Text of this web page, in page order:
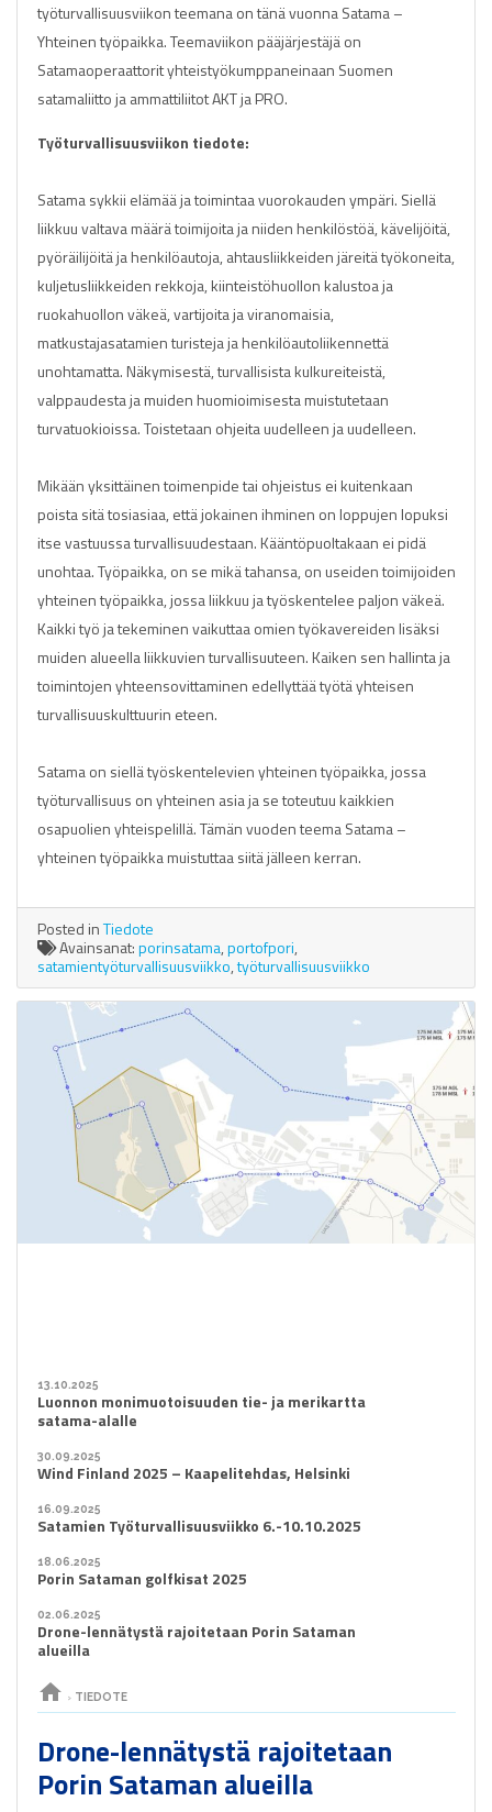
työturvallisuusviikon teemana on tänä vuonna Satama –
Yhteinen työpaikka. Teemaviikon pääjärjestäjä on
Satamaoperaattorit yhteistyökumppaneinaan Suomen
satamaliitto ja ammattiliitot AKT ja PRO.
Työturvallisuusviikon tiedote:
Satama sykkii elämää ja toimintaa vuorokauden ympäri. Siellä
liikkuu valtava määrä toimijoita ja niiden henkilöstöä, kävelijöitä,
pyöräilijöitä ja henkilöautoja, ahtausliikkeiden järeitä työkoneita,
kuljetusliikkeiden rekkoja, kiinteistöhuollon kalustoa ja
ruokahuollon väkeä, vartijoita ja viranomaisia,
matkustajasatamien turisteja ja henkilöautoliikennettä
unohtamatta. Näkymisestä, turvallisista kulkureiteistä,
valppaudesta ja muiden huomioimisesta muistutetaan
turvatuokioissa. Toistetaan ohjeita uudelleen ja uudelleen.
Mikään yksittäinen toimenpide tai ohjeistus ei kuitenkaan
poista sitä tosiasiaa, että jokainen ihminen on loppujen lopuksi
itse vastuussa turvallisuudestaan. Kääntöpuoltakaan ei pidä
unohtaa. Työpaikka, on se mikä tahansa, on useiden toimijoiden
yhteinen työpaikka, jossa liikkuu ja työskentelee paljon väkeä.
Kaikki työ ja tekeminen vaikuttaa omien työkavereiden lisäksi
muiden alueella liikkuvien turvallisuuteen. Kaiken sen hallinta ja
toimintojen yhteensovittaminen edellyttää työtä yhteisen
turvallisuuskulttuurin eteen.
Satama on siellä työskentelevien yhteinen työpaikka, jossa
työturvallisuus on yhteinen asia ja se toteutuu kaikkien
osapuolien yhteispelillä. Tämän vuoden teema Satama –
yhteinen työpaikka muistuttaa siitä jälleen kerran.
Posted inTiedote
Avainsanat:porinsatama,portofpori,
satamientyöturvallisuusviikko,työturvallisuusviikko
13.10.2025
Luonnon monimuotoisuuden tie- ja merikartta
satama-alalle
30.09.2025
Wind Finland 2025 – Kaapelitehdas, Helsinki
16.09.2025
Satamien Työturvallisuusviikko 6.-10.10.2025
18.06.2025
Porin Sataman golfkisat 2025
02.06.2025
Drone-lennätystä rajoitetaan Porin Sataman
alueilla
home › TIEDOTE
Drone-lennätystä rajoitetaan
Porin Sataman alueilla